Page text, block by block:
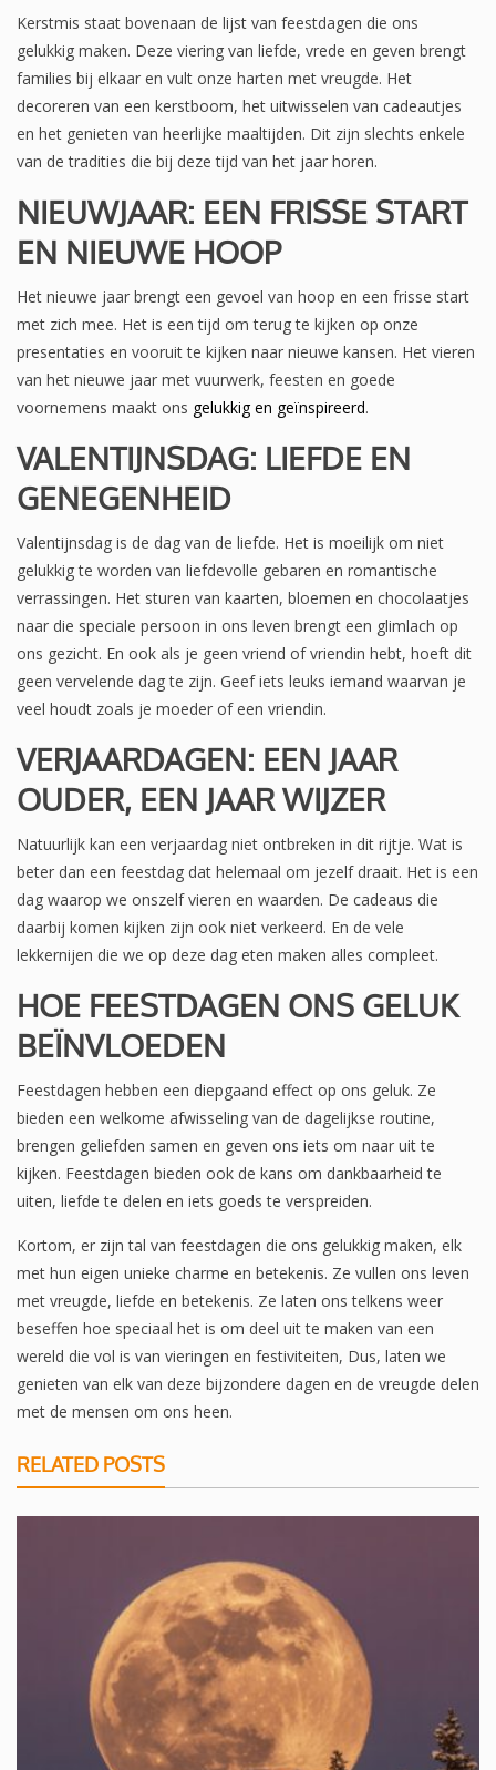
Kerstmis staat bovenaan de lijst van feestdagen die ons
gelukkig maken. Deze viering van liefde, vrede en geven brengt
families bij elkaar en vult onze harten met vreugde. Het
decoreren van een kerstboom, het uitwisselen van cadeautjes
en het genieten van heerlijke maaltijden. Dit zijn slechts enkele
van de tradities die bij deze tijd van het jaar horen.
NIEUWJAAR: EEN FRISSE START
EN NIEUWE HOOP
Het nieuwe jaar brengt een gevoel van hoop en een frisse start
met zich mee. Het is een tijd om terug te kijken op onze
presentaties en vooruit te kijken naar nieuwe kansen. Het vieren
van het nieuwe jaar met vuurwerk, feesten en goede
voornemens maakt ons gelukkig en geïnspireerd.
VALENTIJNSDAG: LIEFDE EN
GENEGENHEID
Valentijnsdag is de dag van de liefde. Het is moeilijk om niet
gelukkig te worden van liefdevolle gebaren en romantische
verrassingen. Het sturen van kaarten, bloemen en chocolaatjes
naar die speciale persoon in ons leven brengt een glimlach op
ons gezicht. En ook als je geen vriend of vriendin hebt, hoeft dit
geen vervelende dag te zijn. Geef iets leuks iemand waarvan je
veel houdt zoals je moeder of een vriendin.
VERJAARDAGEN: EEN JAAR
OUDER, EEN JAAR WIJZER
Natuurlijk kan een verjaardag niet ontbreken in dit rijtje. Wat is
beter dan een feestdag dat helemaal om jezelf draait. Het is een
dag waarop we onszelf vieren en waarden. De cadeaus die
daarbij komen kijken zijn ook niet verkeerd. En de vele
lekkernijen die we op deze dag eten maken alles compleet.
HOE FEESTDAGEN ONS GELUK
BEÏNVLOEDEN
Feestdagen hebben een diepgaand effect op ons geluk. Ze
bieden een welkome afwisseling van de dagelijkse routine,
brengen geliefden samen en geven ons iets om naar uit te
kijken. Feestdagen bieden ook de kans om dankbaarheid te
uiten, liefde te delen en iets goeds te verspreiden.
Kortom, er zijn tal van feestdagen die ons gelukkig maken, elk
met hun eigen unieke charme en betekenis. Ze vullen ons leven
met vreugde, liefde en betekenis. Ze laten ons telkens weer
beseffen hoe speciaal het is om deel uit te maken van een
wereld die vol is van vieringen en festiviteiten, Dus, laten we
genieten van elk van deze bijzondere dagen en de vreugde delen
met de mensen om ons heen.
RELATED POSTS